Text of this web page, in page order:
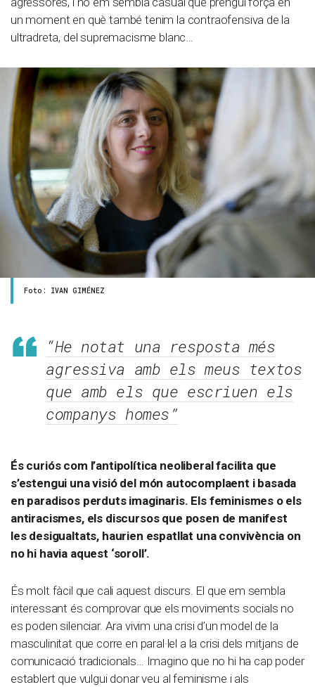
un moment en què també tenim la contraofensiva de la
ultradreta, del supremacisme blanc…
Foto: IVAN GIMÉNEZ
“He notat una resposta més
agressiva amb els meus textos
que amb els que escriuen els
companys homes”
És curiós com l’antipolítica neoliberal facilita que
s’estengui una visió del món autocomplaent i basada
en paradisos perduts imaginaris. Els feminismes o els
antiracismes, els discursos que posen de manifest
les desigualtats, haurien espatllat una convivència on
no hi havia aquest ‘soroll’.
És molt fàcil que cali aquest discurs. El que em sembla
interessant és comprovar que els moviments socials no
es poden silenciar. Ara vivim una crisi d’un model de la
masculinitat que corre en paral·lel a la crisi dels mitjans de
comunicació tradicionals… Imagino que no hi ha cap poder
establert que vulgui donar veu al feminisme i als